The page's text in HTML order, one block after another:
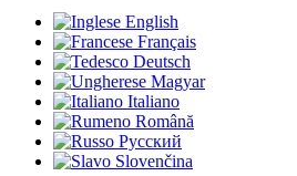
English
Français
Deutsch
Magyar
Italiano
Română
Русский
Slovenčina